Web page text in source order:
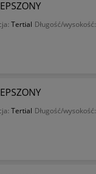
Tertial Długość/wysokość:
Tertial Długość/wysokość: